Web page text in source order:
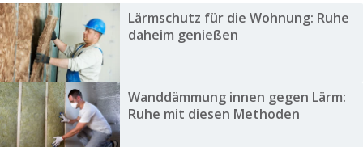
Lärmschutz für die Wohnung: Ruhe
daheim genießen
Wanddämmung innen gegen Lärm:
Ruhe mit diesen Methoden